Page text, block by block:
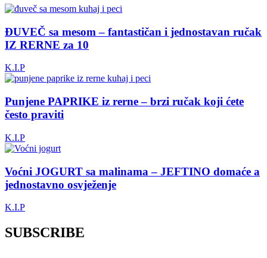
ĐUVEČ sa mesom – fantastičan i jednostavan ručak
IZ RERNE za 10
K.I.P
Punjene PAPRIKE iz rerne – brzi ručak koji ćete
često praviti
K.I.P
Voćni JOGURT sa malinama – JEFTINO domaće a
jednostavno osvježenje
K.I.P
SUBSCRIBE